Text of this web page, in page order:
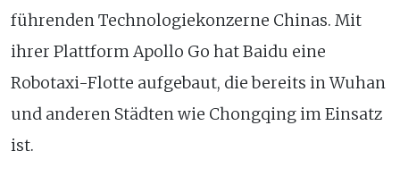
führenden Technologiekonzerne Chinas. Mit
ihrer Plattform Apollo Go hat Baidu eine
Robotaxi-Flotte aufgebaut, die bereits in Wuhan
und anderen Städten wie Chongqing im Einsatz
ist.